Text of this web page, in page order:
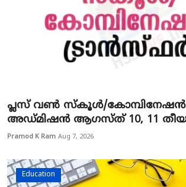
പ്ലസ് വൺ സ്‌കൂൾ/കോമ്പിനേഷൻ
അഡ്മിഷൻ ആഗസ്ത് 10, 11
Pramod K Ram Aug 7, 2026
Education